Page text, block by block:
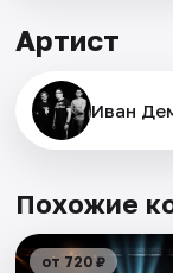
Артист
Иван
Похожие
от 720 ₽